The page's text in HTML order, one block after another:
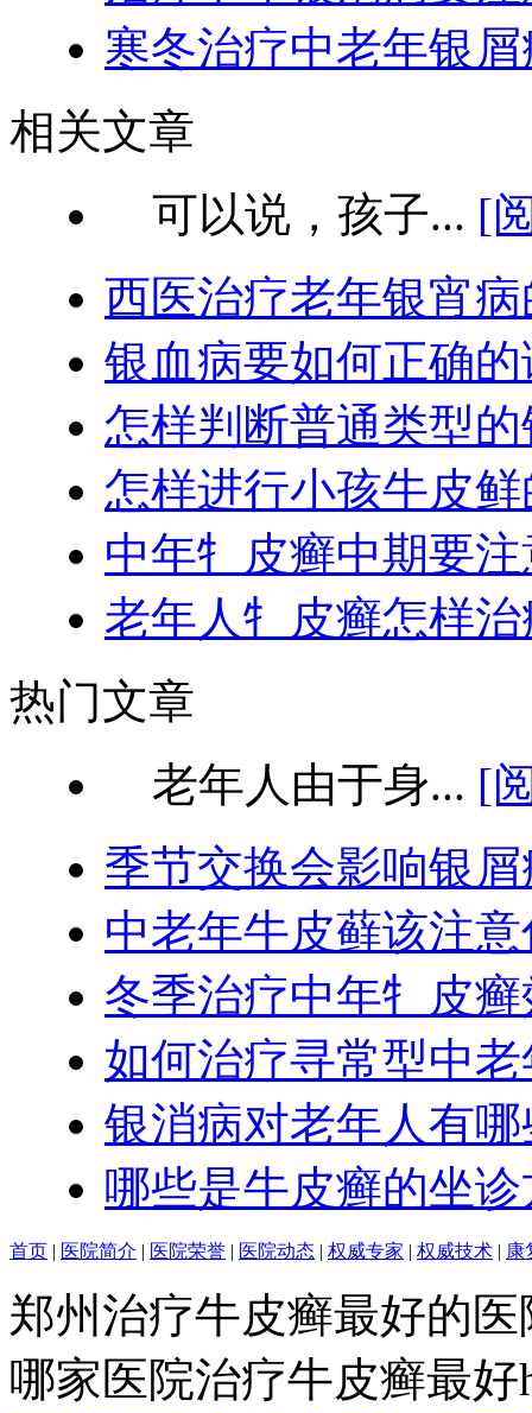
寒冬治疗中老年银
相关文章
可以说，孩子... [
西医治疗老年银宵
银血病要如何正确的
怎样判断普通类型
怎样进行小孩牛皮
中年牜皮癣中期要
老年人牜皮癣怎样
热门文章
老年人由于身... [
季节交换会影响银
中老年牛皮藓该注
冬季治疗中年牜皮
如何治疗寻常型中
银消病对老年人有
哪些是牛皮癣的坐
首页 | 医院简介 | 医院荣誉 | 医院动态 | 权威专家 | 权威技术 | 康
郑州治疗牛皮癣最好的
哪家医院治疗牛皮癣最好